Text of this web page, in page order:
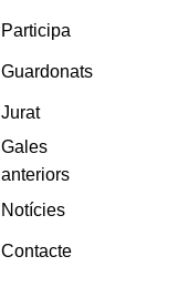
Participa
Guardonats
Jurat
Gales
anteriors
Notícies
Contacte